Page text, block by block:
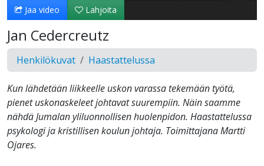
Jaa video Lahjoita
Jan Cedercreutz
Henkilökuvat Haastattelussa
Kun lähdetään liikkeelle uskon varassa tekemään työtä,
pienet uskonaskeleet johtavat suurempiin. Näin saamme
nähdä Jumalan yliluonnollisen huolenpidon. Haastattelussa
psykologi ja kristillisen koulun johtaja. Toimittajana Martti
Ojares.